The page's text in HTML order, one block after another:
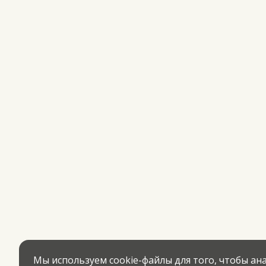
Мы используем cookie-файлы для того, чтобы